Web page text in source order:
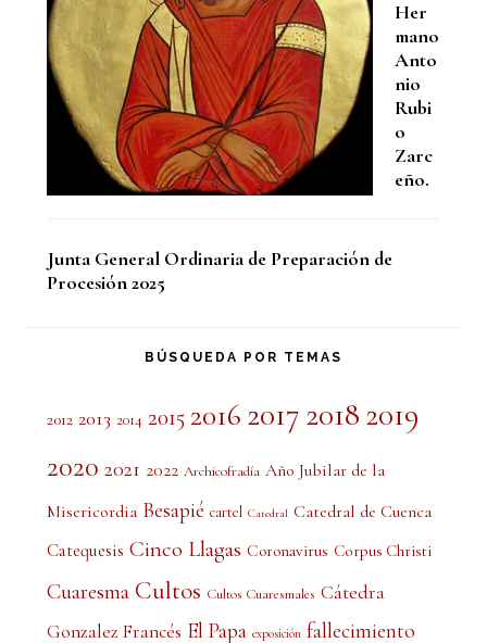
Her
mano
Anto
nio
Rubi
o
Zarc
eño.
Junta General Ordinaria de Preparación de
Procesión 2025
BÚSQUEDA POR TEMAS
2012 2013 2014 2015 2016 2017 2018 2019
2020 2021 2022 Archicofradía Año Jubilar de la
Misericordia Besapié cartel Catedral Catedral de Cuenca
Catequesis Cinco Llagas Coronavirus Corpus Christi
Cuaresma Cultos Cultos Cuaresmales Cátedra
Gonzalez Francés El Papa exposición fallecimiento